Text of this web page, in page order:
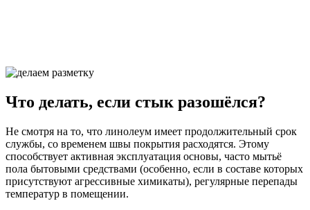
Что делать, если стык разошёлся?
Не смотря на то, что линолеум имеет продолжительный срок
службы, со временем швы покрытия расходятся. Этому
способствует активная эксплуатация основы, часто мытьё
пола бытовыми средствами (особенно, если в составе которых
присутствуют агрессивные химикаты), регулярные перепады
температур в помещении.